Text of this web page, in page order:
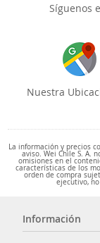
Síguenos
Nuestra
La información y precios
aviso. Wei Chile S. A.
omisiones en el
características de los
orden de compra
ejecutivo,
Información